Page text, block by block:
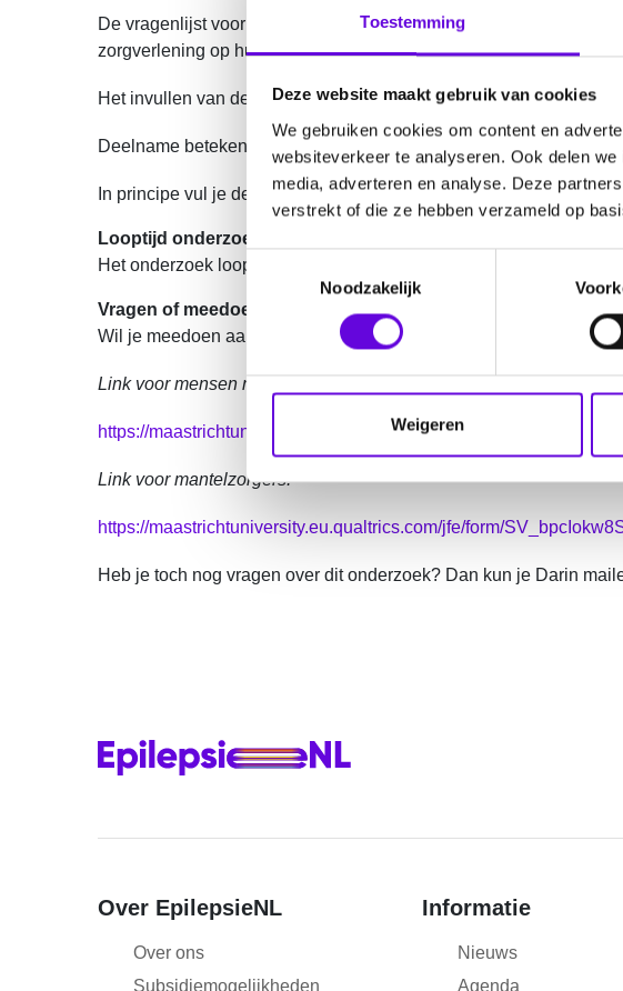
Toestemming
Deze website maakt gebruik van cookies
We gebruiken cookies om content en
websiteverkeer te analyseren. Ook delen
media, adverteren en analyse. Deze
verstrekt of die ze hebben verzameld op
T
e
i
g
s
e
Noodzakelijk
Weigeren
De vragenlijst voor mensen met epilepsie bevat daarnaast ook
zorgverlening op hun kwaliteit van leven.
Het invullen van de vragenlijst voor mensen met epilepsie duurt
Deelname betekent dat je in een jaar vier keer gevraagd wordt
In principe vul je de vragenlijst online in. Wil je liever een
Looptijd onderzoek
Het onderzoek loopt van 01-10-2024 t/m 01-11-2025. Tussen
Vragen of meedoen?
Wil je meedoen aan dit onderzoek? Ga dan naar:
Link voor mensen met epilepsie:
https://maastrichtuniversity.eu.qualtrics.com/jfe/form/
Link voor mantelzorgers:
https://maastrichtuniversity.eu.qualtrics.com/jfe/form/
Heb je toch nog vragen over dit onderzoek? Dan kun je Darin
Over EpilepsieNL
Over ons
Subsidiemogelijkheden
Informatie
Nieuws
Agenda